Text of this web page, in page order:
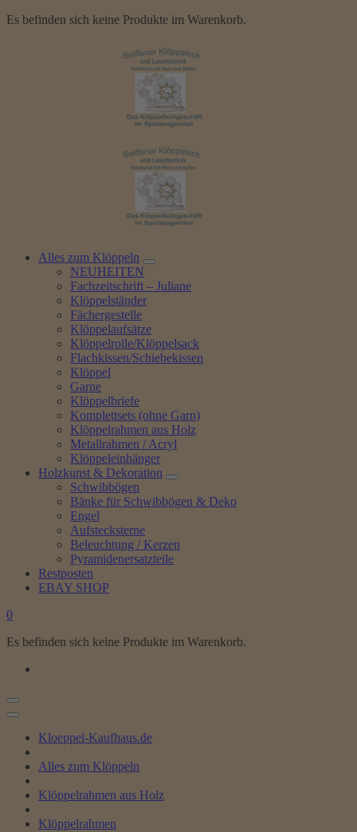
Es befinden sich keine Produkte im Warenkorb.
Alles zum Klöppeln
NEUHEITEN
Fachzeitschrift – Juliane
Klöppelständer
Fächergestelle
Klöppelaufsätze
Klöppelrolle/Klöppelsack
Flachkissen/Schiebekissen
Klöppel
Garne
Klöppelbriefe
Komplettsets (ohne Garn)
Klöppelrahmen aus Holz
Metallrahmen / Acryl
Klöppeleinhänger
Holzkunst & Dekoration
Schwibbögen
Bänke für Schwibbögen & Deko
Engel
Aufstecksterne
Beleuchtung / Kerzen
Pyramidenersatzteile
Restposten
EBAY SHOP
0
Es befinden sich keine Produkte im Warenkorb.
Kloeppel-Kaufhaus.de
Alles zum Klöppeln
Klöppelrahmen aus Holz
Klöppelrahmen